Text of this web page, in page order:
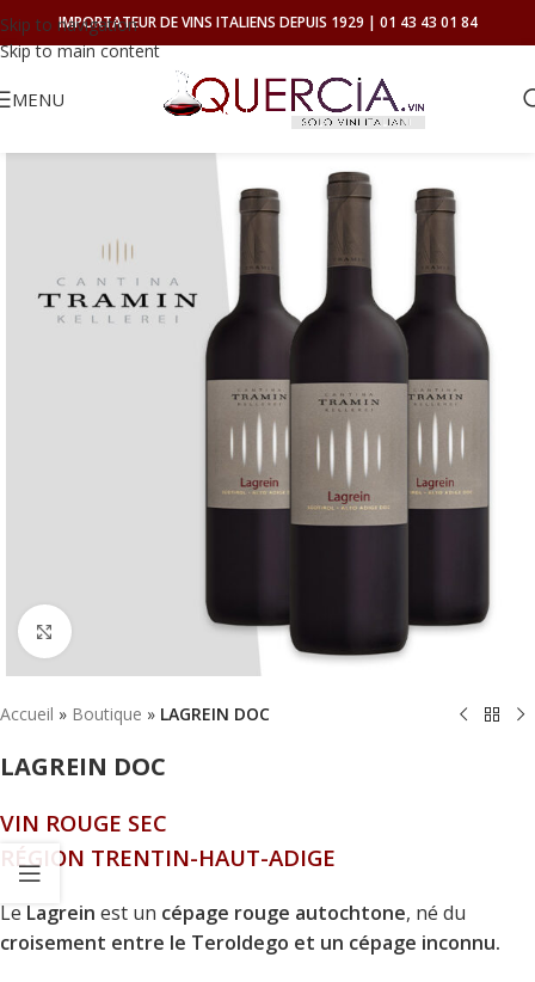
Skip to navigation
Skip to main content
IMPORTATEUR DE VINS ITALIENS DEPUIS 1929 | 01 43 43 01 84
MENU
Click to enlarge
Accueil » Boutique » LAGREIN DOC
LAGREIN DOC
VIN ROUGE SEC
RÉGION TRENTIN-HAUT-ADIGE
Le Lagrein est un cépage rouge autochtone, né du
croisement entre le Teroldego et un cépage inconnu.